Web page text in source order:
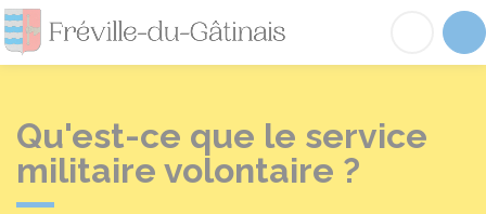
Fréville-du-
Qu'est-ce que le service
militaire volontaire ?